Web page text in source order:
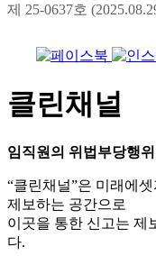
제 25-0637호
클린채널
임직원의 위법부당행위
“클린채널”은 미래에
제보하는 공간으로
이곳을 통한 신고는 제
다.